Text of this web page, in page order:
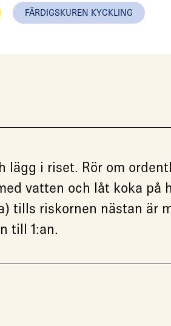
FÄRDIGSKUREN KYCKLING
lägg i riset. Rör om
vatten och låt koka på
tills riskornen nästan är
till 1:an.